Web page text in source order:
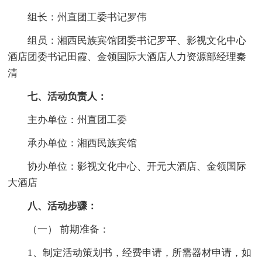
组长：州直团工委书记罗伟
组员：湘西民族宾馆团委书记罗平、影视文化中心
酒店团委书记田霞、金领国际大酒店人力资源部经理秦
清
七、活动负责人：
主办单位：州直团工委
承办单位：湘西民族宾馆
协办单位：影视文化中心、开元大酒店、金领国际
大酒店
八、活动步骤：
（一） 前期准备：
1、制定活动策划书，经费申请，所需器材申请，如